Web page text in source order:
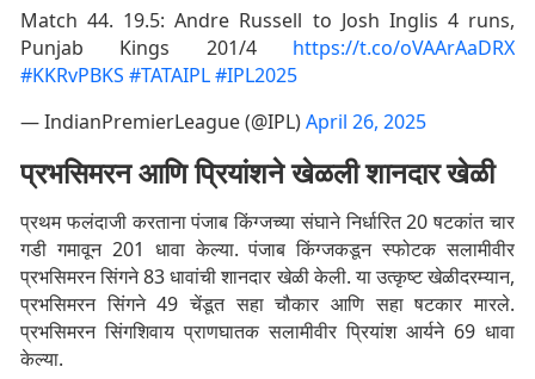
Match 44. 19.5: Andre Russell to Josh Inglis 4 runs,
Punjab Kings 201/4 https://t.co/oVAArAaDRX
#KKRvPBKS #TATAIPL#IPL2025
— IndianPremierLeague (@IPL)April 26, 2025
प्रभसिमरन आणि प्रियांशने खेळली शानदार खेळी
प्रथम फलंदाजी करताना पंजाब किंग्जच्या संघाने निर्धारित 20 षटकांत चार
गडी गमावून 201 धावा केल्या. पंजाब किंग्जकडून स्फोटक सलामीवीर
प्रभसिमरन सिंगने 83 धावांची शानदार खेळी केली. या उत्कृष्ट खेळीदरम्यान,
प्रभसिमरन सिंगने 49 चेंडूत सहा चौकार आणि सहा षटकार मारले.
प्रभसिमरन सिंगशिवाय प्राणघातक सलामीवीर प्रियांश आर्यने 69 धावा
केल्या.